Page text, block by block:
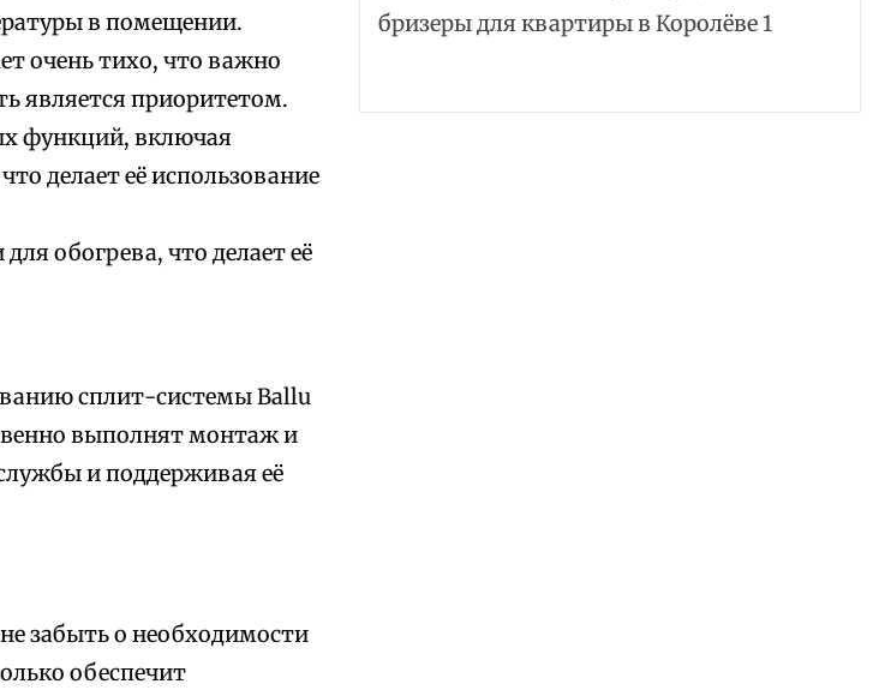
в помещении.
очень тихо, что важно
является приоритетом.
функций, включая
делает её использование
обогрева, что делает её
сплит-системы Ballu
выполнят монтаж и
и поддерживая её
забыть о необходимости
обеспечит
бризеры для квартиры в Королёве 1